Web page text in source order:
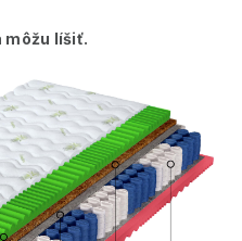
môžu líšiť.